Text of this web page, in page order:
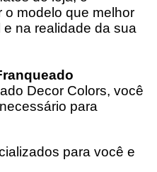
o modelo que melhor
na realidade da sua
Decor Colors, você
para
para você e